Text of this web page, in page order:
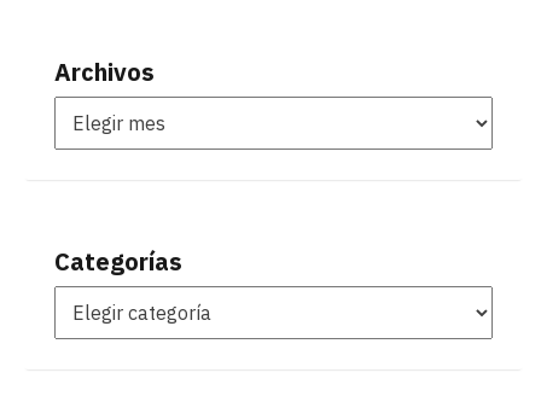
Archivos
Categorías